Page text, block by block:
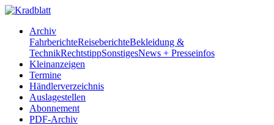
Archiv
FahrberichteReiseberichteBekleidung &
TechnikRechtstippSonstigesNews + Presseinfos
Kleinanzeigen
Termine
Händlerverzeichnis
Auslagestellen
Abonnement
PDF-Archiv